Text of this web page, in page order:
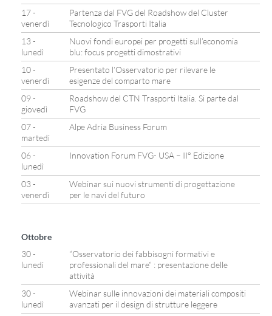
17 -
venerdì
Partenza dal FVG del Roadshow del Cluster
Tecnologico Trasporti Italia
13 -
lunedì
Nuovi fondi europei per progetti sull’economia
blu: focus progetti dimostrativi
10 -
venerdì
Presentato l’Osservatorio per rilevare le
esigenze del comparto mare
09 -
giovedì
Roadshow del CTN Trasporti Italia. Si parte dal
FVG
07 -
martedì
Alpe Adria Business Forum
06 -
lunedì
Innovation Forum FVG- USA – II° Edizione
03 -
venerdì
Webinar sui nuovi strumenti di progettazione
per le navi del futuro
Ottobre
30 -
lunedì
“Osservatorio dei fabbisogni formativi e
professionali del mare” : presentazione delle
attività
30 -
lunedì
Webinar sulle innovazioni dei materiali compositi
avanzati per il design di strutture leggere